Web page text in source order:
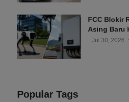
FCC Blokir
Asing Baru
Jul 30, 2026
Popular Tags